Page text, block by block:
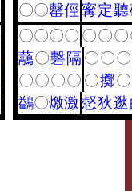
〇〇罄俓寗定聽
〇〇〇〇 〇〇〇
虉〇礊隔 〇〇〇
〇〇〇〇 〇擲〇
鷁〇燩激惄狄逖